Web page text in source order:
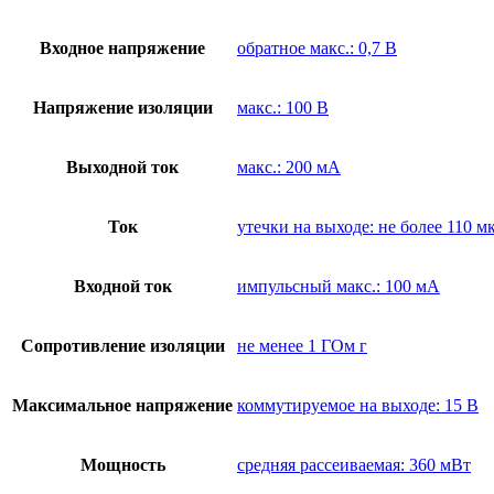
Входное напряжение обратное макс.: 0,7 В
Напряжение изоляции макс.: 100 В
Выходной ток макс.: 200 мА
Ток утечки на выходе: не более 110
Входной ток импульсный макс.: 100 мА
Сопротивление изоляции не менее 1 ГОм г
Максимальное напряжение коммутируемое на выходе: 15 В
Мощность средняя рассеиваемая: 360 мВт